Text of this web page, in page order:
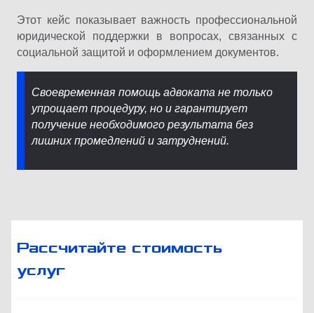
Этот кейс показывает важность профессиональной
юридической поддержки в вопросах, связанных с
социальной защитой и оформлением документов.
Своевременная помощь адвоката не только
упрощает процедуру, но и гарантирует
получение необходимого результата без
лишних промедлений и затруднений.
Рассчитайте стоимость
услуг